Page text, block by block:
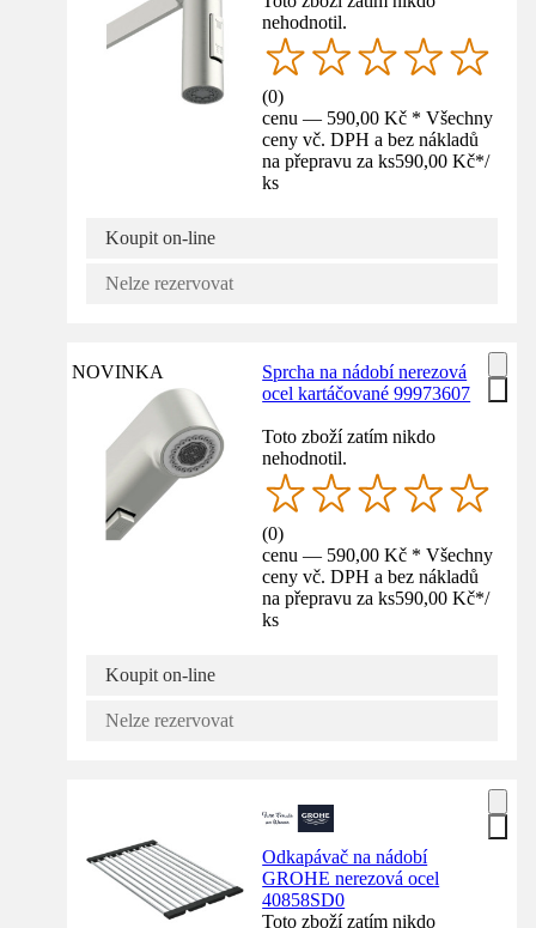
nehodnotil.
(0)
cenu — 590,00 Kč * Všechny
ceny vč. DPH a bez nákladů
na přepravu za ks590,00 Kč*/
ks
Koupit on-line
Nelze rezervovat
NOVINKA
Sprcha na nádobí nerezová
ocel kartáčované 99973607
Toto zboží zatím nikdo
nehodnotil.
(0)
cenu — 590,00 Kč * Všechny
ceny vč. DPH a bez nákladů
na přepravu za ks590,00 Kč*/
ks
Koupit on-line
Nelze rezervovat
Odkapávač na nádobí
GROHE nerezová ocel
40858SD0
Toto zboží zatím nikdo